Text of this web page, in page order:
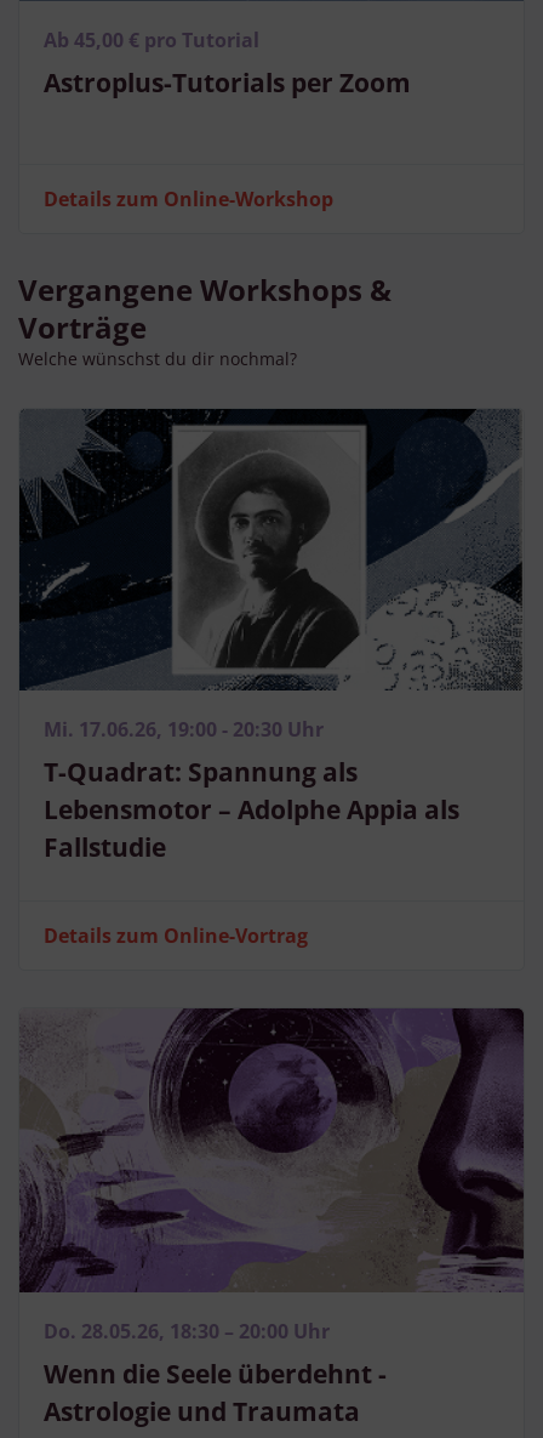
Ab 45,00 € pro Tutorial
Astroplus-Tutorials per Zoom
Details zum Online-Workshop
Vergangene Workshops &
Vorträge
Welche wünschst du dir nochmal?
Mi. 17.06.26, 19:00 - 20:30 Uhr
T-Quadrat: Spannung als
Lebensmotor – Adolphe Appia als
Fallstudie
Details zum Online-Vortrag
Do. 28.05.26, 18:30 – 20:00 Uhr
Wenn die Seele überdehnt -
Astrologie und Traumata